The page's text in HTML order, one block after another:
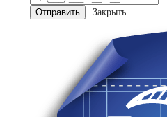
Закрыть